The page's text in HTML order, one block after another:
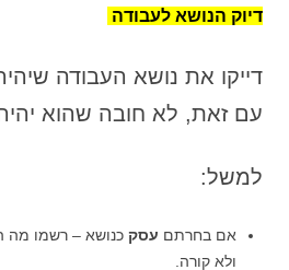
דיוק הנושא לעבודה
דייקו את נושא העבודה
עם זאת, לא חובה שהוא
למשל:
אם בחרתם עסק כנושא – רשמו מה
ולא קורה.